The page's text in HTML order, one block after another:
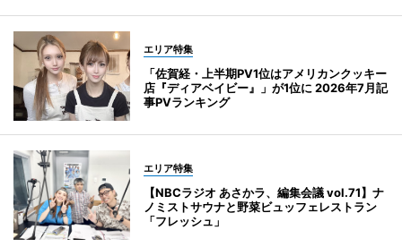
エリア特集
「佐賀経・上半期PV1位はアメリカンクッキー
店『ディアベイビー』」が1位に 2026年7月記
事PVランキング
エリア特集
【NBCラジオ あさかラ、編集会議 vol.71】ナ
ノミストサウナと野菜ビュッフェレストラン
「フレッシュ」